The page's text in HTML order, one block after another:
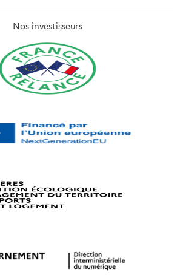
Nos investisseurs